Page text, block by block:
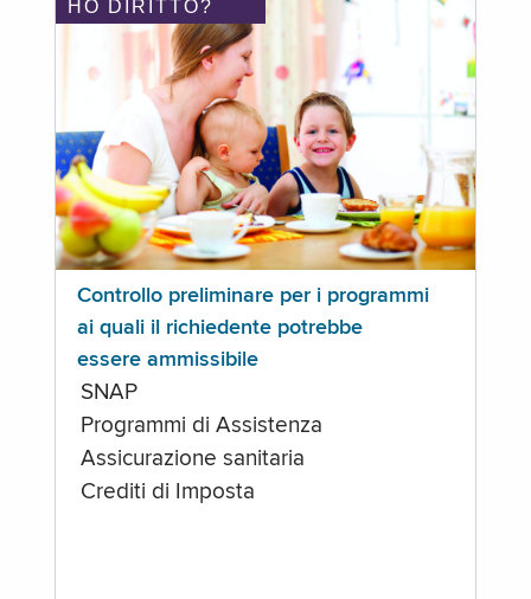
HO DIRITTO?
Controllo preliminare per i programmi
ai quali il richiedente potrebbe
essere ammissibile
SNAP
Programmi di Assistenza
Assicurazione sanitaria
Crediti di Imposta